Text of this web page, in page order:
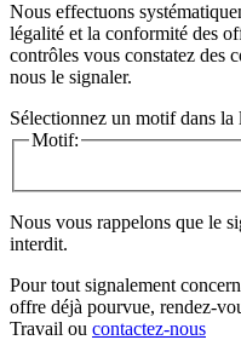
Nous effectuons
légalité et la conformité des
contrôles vous constatez des
nous le signaler.
Sélectionnez un motif dans la
Motif:
Nous vous rappelons que le
interdit.
Pour tout signalement
offre déjà pourvue, rendez-
Travail ou contactez-nous